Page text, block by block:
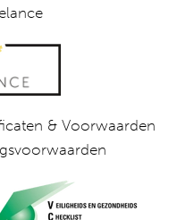
& Voorwaarden